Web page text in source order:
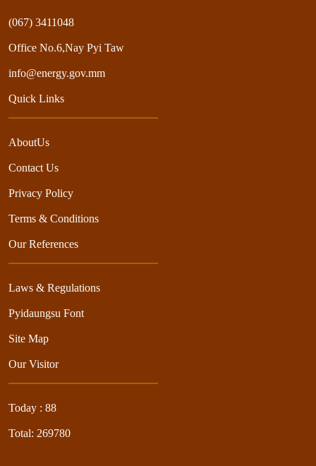
(067) 3411048
Office No.6,Nay Pyi Taw
info@energy.gov.mm
Quick Links
AboutUs
Contact Us
Privacy Policy
Terms & Conditions
Our References
Laws & Regulations
Pyidaungsu Font
Site Map
Our Visitor
Today : 88
Total: 269780